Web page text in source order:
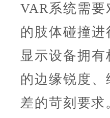
VAR系统需
的肢体碰撞
显示设备拥
的边缘锐度
差的苛刻要